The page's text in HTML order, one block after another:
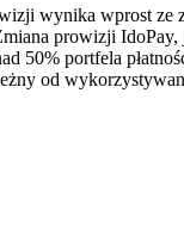
wynika wprost ze
prowizji IdoPay,
50% portfela
od